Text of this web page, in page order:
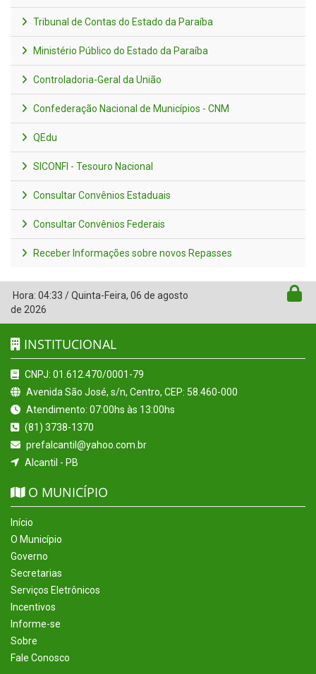
Tribunal de Contas do Estado da Paraíba
Ministério Público do Estado da Paraíba
Controladoria-Geral da União
Confederação Nacional de Municípios - CNM
QEdu
SICONFI - Tesouro Nacional
Consultar Convênios Estaduais
Consultar Convênios Federais
Receber Informações sobre novos Repasses
Hora: 04:33 /Quinta-Feira, 06 de agosto
de 2026
INSTITUCIONAL
CNPJ: 01.612.470/0001-79
Avenida São José, s/n, Centro, CEP: 58.460-000
Atendimento: 07:00hs às 13:00hs
(81) 3738-1370
prefalcantil@yahoo.com.br
Alcantil - PB
O MUNICÍPIO
Início
O Município
Governo
Secretarias
Serviços Eletrônicos
Incentivos
Informe-se
Sobre
Fale Conosco